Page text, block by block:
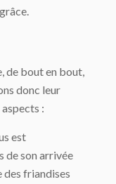
de bout en bout,
donc leur
:
est
de son arrivée
des friandises